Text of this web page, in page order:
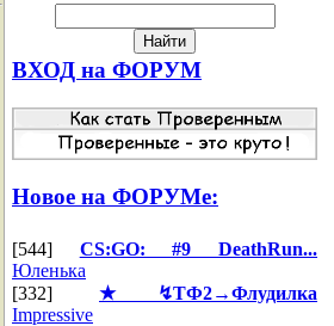
ВХОД на ФОРУМ
Новое на ФОРУМе:
[544] CS:GO: #9 DeathRun...
Юленька
[332] ★↯ТФ2→Флудилка
Impressive